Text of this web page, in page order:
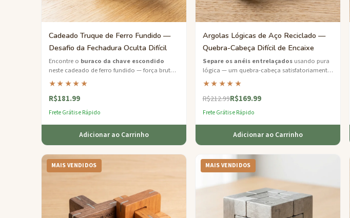
Cadeado Truque de Ferro Fundido —
Desafio da Fechadura Oculta Difícil
Encontre o buraco da chave escondido
neste cadeado de ferro fundido — força bruta
não vai ajudar aqui.
★★★★★
R$181.99
Frete Grátis e Rápido
Adicionar ao Carrinho
Argolas Lógicas de Aço Reciclado —
Quebra-Cabeça Difícil de Encaixe
Separe os anéis entrelaçadosusando pura
lógica — um quebra-cabeça satisfatoriamente
difícil forjado de aço reciclado com um
acabamento acetinado escovado.
★★★★★
R$212.99R$169.99
Frete Grátis e Rápido
Adicionar ao Carrinho
MAIS VENDIDOS MAIS VENDIDOS